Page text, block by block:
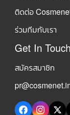
ติดต่อ
ร่วมทีมกับเรา
Get In Touch
สมัครสมาชิก